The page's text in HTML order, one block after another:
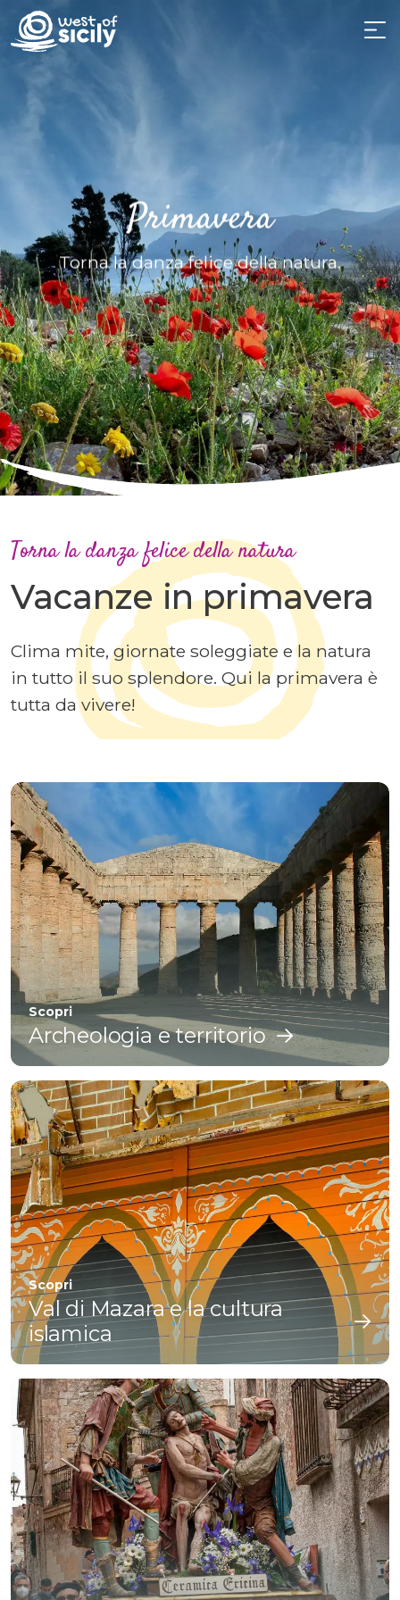
Primavera
Torna la danza felice della natura.
Torna la danza felice della natura
Vacanze in primavera
Clima mite, giornate soleggiate e la natura
in tutto il suo splendore. Qui la primavera è
tutta da vivere!
Scopri
Archeologia e territorio
Scopri
Val di Mazara e la cultura
islamica